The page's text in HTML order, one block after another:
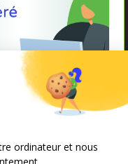
ordinateur et nous
Code accéléré :
sur mesure avec
AP4 »
commercial et
& BQube : une
de nouveaux